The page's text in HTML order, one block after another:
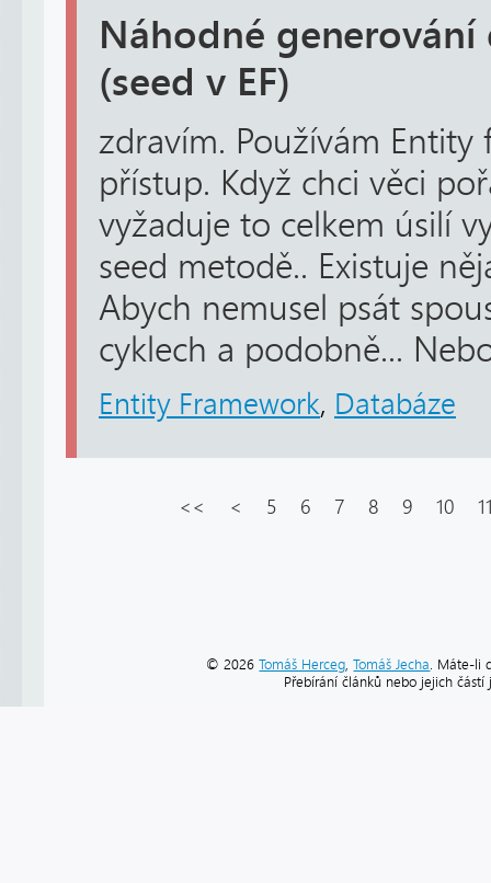
Náhodné
(seed v EF)
zdravím. Používám Entity
přístup. Když chci věci
vyžaduje to celkem úsilí
seed metodě.. Existuje
Abych nemusel psát
cyklech a podobně...
Entity Framework, Databáze
<< < 5 6 7 8 9 10
© 2026Tomáš Herceg ,Tomáš Jecha . Máte-li
Přebírání článků nebo jejich